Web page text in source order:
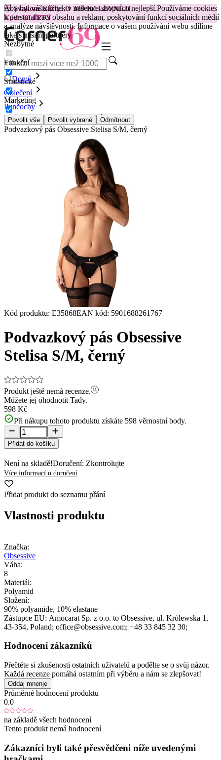
Aby byl váš zážitek v našem e-shopu co nejlepší.Používáme cookies
k personalizaci obsahu a reklam, poskytování funkcí sociálních médií
a analýze návštěvnosti. Informace o vašem používání webu sdílíme
také s našimi partnery.
Nezbytné
Funkční
Statistické
Marketing
Povolit vše Povolit vybrané Odmítnout
😽Svakom Klitty: O 380 Kč LEVNĚJI
Kód: KLITTY →
Domů
Oblečení
Punčochy
Podvazky a podvazkové pásy
Podvazkový pás Obsessive Stelisa S/M, černý
Kód produktu: E35868EAN kód: 5901688261767
Podvazkový pás Obsessive
Stelisa S/M, černý
Produkt ještě nemá recenze.
Můžete jej ohodnotit Tady.
598 Kč
Při nákupu tohoto produktu získáte 598 věrnostní body.
Přidat do košíku
Není na skladě!Doručení: Zkontrolujte
Více informací o doručení
Přidat produkt do seznamu přání
Vlastnosti produktu
Značka:
Obsessive
Váha:
8
Materiál:
Polyamid
Složení:
90% polyamide, 10% elastane
Zástupce EU: Amocarat Sp. z o.o. to Obsessive, ul. Królewska 1 ,
43-354, Poland; office@obsessive.com; +48 33 845 32 30;
Hodnocení zákazníků
Přečtěte si zkušenosti ostatních uživatelů a podělte se o svůj názor.
Každá recenze pomáhá ostatním při výběru a nám se zlepšovat!
Oddaj mnenje
Průměrné hodnocení produktu
0.0
na základě všech hodnocení
Tento produkt nemá hodnocení
Zákazníci byli také přesvědčeni níže uvedenými